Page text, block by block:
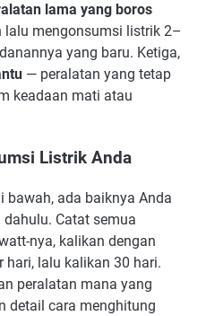
lama yang boros
mengonsumsi listrik 2–
yang baru. Ketiga,
— peralatan yang tetap
keadaan mati atau
Listrik Anda
bawah, ada baiknya Anda
Catat semua
nya, kalikan dengan
lalu kalikan 30 hari.
peralatan mana yang
detail cara menghitung